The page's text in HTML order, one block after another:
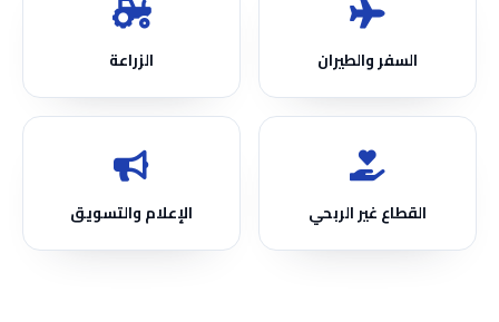
السفر والطيران الزراعة
القطاع غير الربحي الإعلام والتسويق